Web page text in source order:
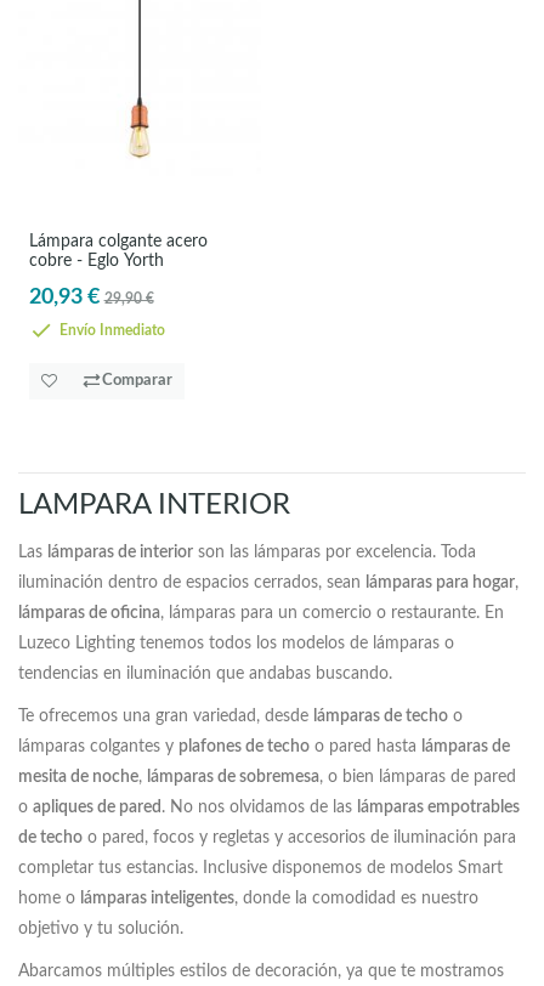
Lámpara colgante acero
cobre - Eglo Yorth
20,93 € 29,90 €
Envío Inmediato
Comparar
LAMPARA INTERIOR
Las lámparas de interior son las lámparas por excelencia. Toda
iluminación dentro de espacios cerrados, sean lámparas para hogar,
lámparas de oficina, lámparas para un comercio o restaurante. En
Luzeco Lighting tenemos todos los modelos de lámparas o
tendencias en iluminación que andabas buscando.
Te ofrecemos una gran variedad, desde lámparas de techo o
lámparas colgantes y plafones de techo o pared hasta lámparas de
mesita de noche, lámparas de sobremesa, o bien lámparas de pared
o apliques de pared . No nos olvidamos de las lámparas empotrables
de techo o pared, focos y regletas y accesorios de iluminación para
completar tus estancias. Inclusive disponemos de modelos Smart
home o lámparas inteligentes, donde la comodidad es nuestro
objetivo y tu solución.
Abarcamos múltiples estilos de decoración, ya que te mostramos